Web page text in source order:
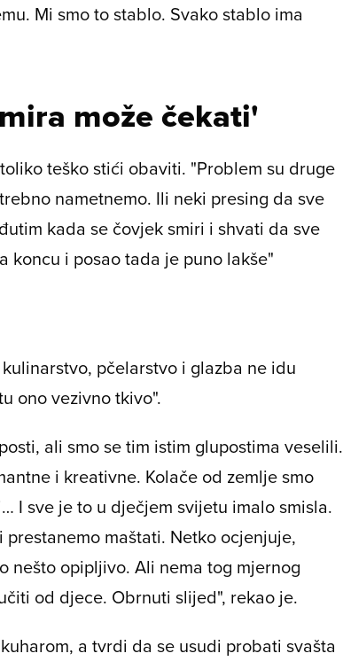
Mi smo to stablo. Svako stablo ima
može čekati'
teško stići obaviti. "Problem su druge
nametnemo. Ili neki presing da sve
kada se čovjek smiri i shvati da sve
koncu i posao tada je puno lakše"
pčelarstvo i glazba ne idu
ono vezivno tkivo".
ali smo se tim istim glupostima veselili.
i kreativne. Kolače od zemlje smo
I sve je to u dječjem svijetu imalo smisla.
maštati. Netko ocjenjuje,
nešto opipljivo. Ali nema tog mjernog
od djece. Obrnuti slijed", rekao je.
a tvrdi da se usudi probati svašta